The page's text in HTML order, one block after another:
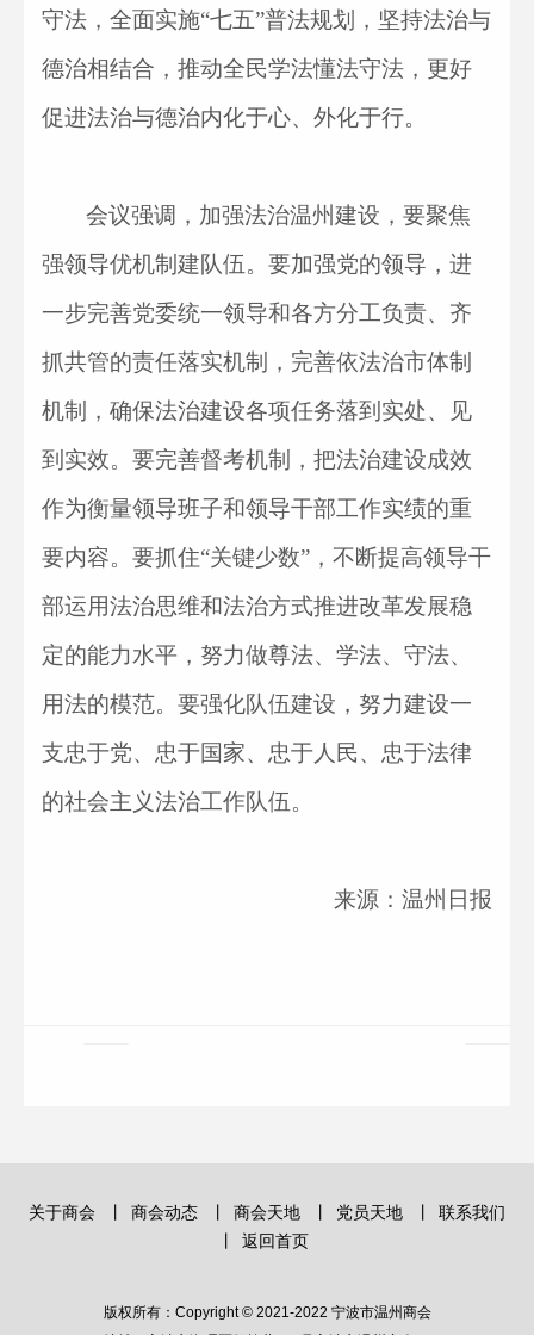
守法，全面实施“七五”普法规划，坚持法治与
德治相结合，推动全民学法懂法守法，更好
促进法治与德治内化于心、外化于行。
会议强调，加强法治温州建设，要聚焦
强领导优机制建队伍。要加强党的领导，进
一步完善党委统一领导和各方分工负责、齐
抓共管的责任落实机制，完善依法治市体制
机制，确保法治建设各项任务落到实处、见
到实效。要完善督考机制，把法治建设成效
作为衡量领导班子和领导干部工作实绩的重
要内容。要抓住“关键少数”，不断提高领导干
部运用法治思维和法治方式推进改革发展稳
定的能力水平，努力做尊法、学法、守法、
用法的模范。要强化队伍建设，努力建设一
支忠于党、忠于国家、忠于人民、忠于法律
的社会主义法治工作队伍。
来源：温州日报
关于商会 商会动态 商会天地 党员天地
联系我们
返回首页
版权所有：Copyright © 2021-2022 宁波市温州商会